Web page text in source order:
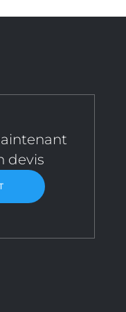
devis